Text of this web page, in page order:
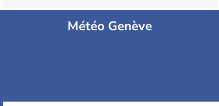
Météo Genève